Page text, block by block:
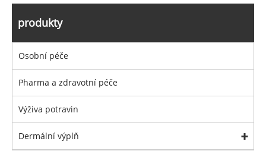
produkty
Osobní péče
Pharma a zdravotní péče
Výživa potravin
Dermální výplň